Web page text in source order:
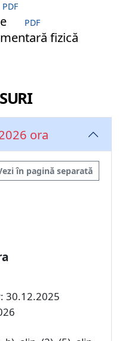
PDF
PDF
fizică
ora
în pagină separată
30.12.2025